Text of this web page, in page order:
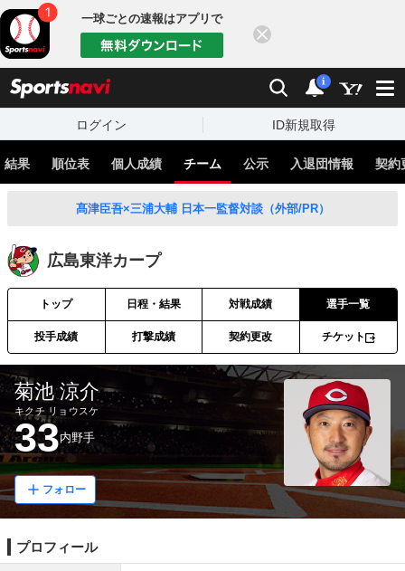
一球ごとの速報はアプリで
検索 通知
i
ログイン ID新規取得
結果 順位表 個人成績 チーム 公示 入退団情報 契約
髙津臣吾×三浦大輔 日本一監督対談（外部/PR）
広島東洋カープ
トップ 日程・結果 対戦成績 選手一覧
投手成績 打撃成績 契約更改 チケット
菊池 涼介
キクチ リョウスケ
33内野手
フォロー
プロフィール